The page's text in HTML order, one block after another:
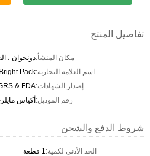
تفاصيل المنتج
مكان المنشأ:دونجوان ،
اسم العلامة التجارية:Bright Pack
إصدار الشهادات:& FDA
رقم الموديل:أكياس مايلر-
شروط الدفع والشحن
الحد الأدنى لكمية:1 قطعة